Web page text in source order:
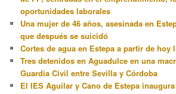
oportunidades laborales
Una mujer de 46 años, asesinada en
que después se suicidó
Cortes de agua en Estepa a partir de hoy
Tres detenidos en Aguadulce en una
Guardia Civil entre Sevilla y Córdoba
El IES Aguilar y Cano de Estepa